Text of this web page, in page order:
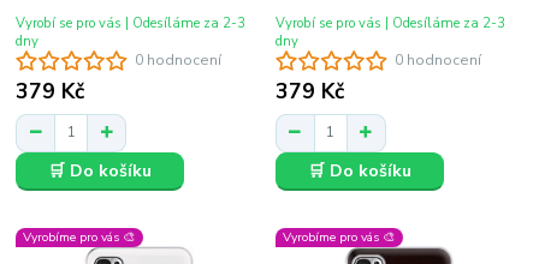
0 hodnocení
379 Kč
Vyrobí se pro vás | Odesíláme za 2-3
dny
🛒 Do košíku
0 hodnocení
379 Kč
Vyrobí se pro vás | Odesíláme za 2-3
dny
🛒 Do košíku
Vyrobíme pro vás 🎨 Vyrobíme pro vás 🎨